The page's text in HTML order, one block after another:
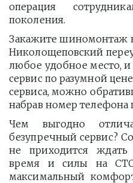
операция
поколения.
Закажите шиномонтаж
Николощеповский
любое удобное место,
сервис по разумной
сервиса, можно
набрав номер телефона
Чем выгодно
безупречный сервис?
не приходится ждать
время и силы на
максимальный